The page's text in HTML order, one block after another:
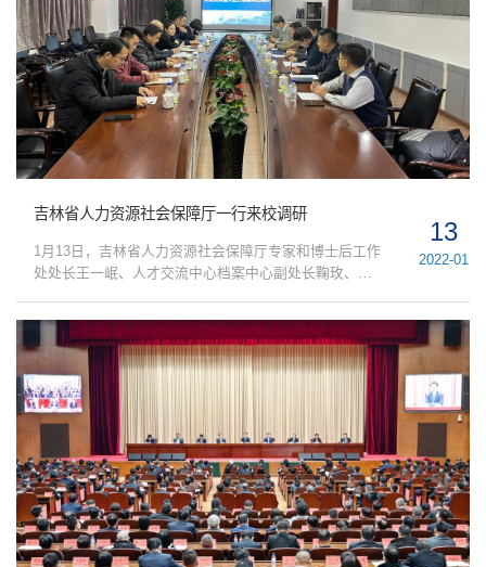
吉林省人力资源社会保障厅一行来校调研
1月13日，吉林省人力资源社会保障厅专家和博士后工作
处处长王一岷、人才交流中心档案中心副处长鞠玫、人
况与意见建议。我校党委副书记兼副校长马晓燕、人事
处处长谷国锋及相关负责同志以及学校人才代表等十余
人参加会议。与会代表结合自身实际，先后从人才认定
标准、资助政策、子女入学、就医出行、纳税奖励等方
面发表看法。期间，双方就有关议题展开了深入交流，
并形成较好...
13
2022-01